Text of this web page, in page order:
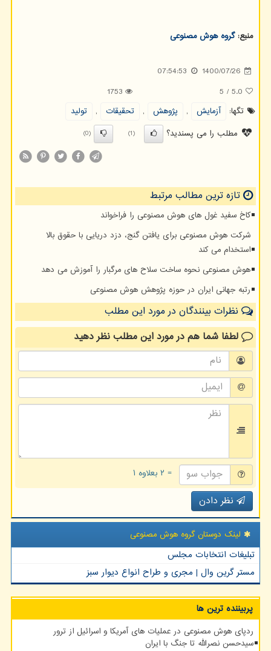
منبع:گروه هوش مصنوعی
1400/07/26
07:54:53
5.0
/
5
1753
تگها:
آزمایش , پژوهش , تحقیقات ,
تولید
مطلب را می پسندید؟
(1)
(0)
تازه ترین مطالب مرتبط
کاخ سفید غول های هوش مصنوعی را فراخواند
شرکت هوش مصنوعی برای یافتن گنج، دزد دریایی با حقوق بالا
استخدام می کند
هوش مصنوعی نحوه ساخت سلاح های مرگبار را آموزش می دهد
رتبه جهانی ایران در حوزه پژوهش هوش مصنوعی
نظرات بینندگان در مورد این مطلب
لطفا شما همدر مورد این مطلبنظر دهید
= ۲ بعلاوه ۱
نظر دادن
لینک دوستان گروه هوش مصنوعی
تبلیغات انتخابات مجلس
مستر گرین وال | مجری و طراح انواع دیوار سبز
پربیننده ترین ها
ردپای هوش مصنوعی در عملیات های آمریکا و اسرائیل از ترور
سیدحسن نصرالله تا جنگ با ایران